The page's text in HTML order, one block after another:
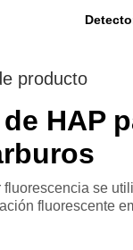
producto
HAP
fluorescencia se
fluorescente